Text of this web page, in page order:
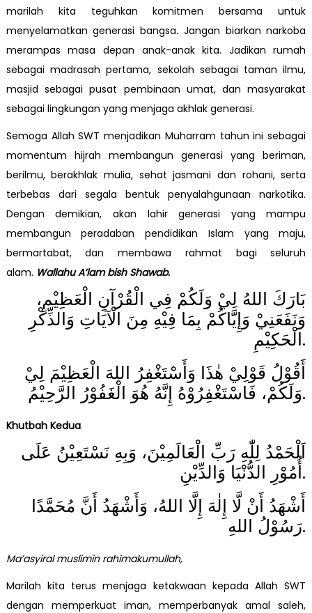
marilah kita teguhkan komitmen bersama untuk
menyelamatkan generasi bangsa. Jangan biarkan narkoba
merampas masa depan anak-anak kita. Jadikan rumah
sebagai madrasah pertama, sekolah sebagai taman ilmu,
masjid sebagai pusat pembinaan umat, dan masyarakat
sebagai lingkungan yang menjaga akhlak generasi.
Semoga Allah SWT menjadikan Muharram tahun ini sebagai
momentum hijrah membangun generasi yang beriman,
berilmu, berakhlak mulia, sehat jasmani dan rohani, serta
terbebas dari segala bentuk penyalahgunaan narkotika.
Dengan demikian, akan lahir generasi yang mampu
membangun peradaban pendidikan Islam yang maju,
bermartabat, dan membawa rahmat bagi seluruh
alam. Wallahu A’lam bish Shawab.
بَارَكَ اللهُ لِيْ وَلَكُمْ فِي الْقُرْآنِ الْعَظِيْمِ،
وَنَفَعَنِيْ وَإِيَّاكُمْ بِمَا فِيْهِ مِنَ الْآيَاتِ وَالذِّكْرِ
الْحَكِيْمِ.
أَقُوْلُ قَوْلِيْ هٰذَا وَأَسْتَغْفِرُ اللهَ الْعَظِيْمَ لِيْ
وَلَكُمْ، فَاسْتَغْفِرُوْهُ إِنَّهُ هُوَ الْغَفُوْرُ الرَّحِيْمُ.
Khutbah Kedua
اَلْحَمْدُ لِلّٰهِ رَبِّ الْعَالَمِيْنَ، وَبِهِ نَسْتَعِيْنُ عَلَى
أُمُوْرِ الدُّنْيَا وَالدِّيْنِ.
أَشْهَدُ أَنْ لَّا إِلٰهَ إِلَّا اللهُ، وَأَشْهَدُ أَنَّ مُحَمَّدًا
رَسُوْلُ اللهِ.
Ma’asyiral muslimin rahimakumullah,
Marilah kita terus menjaga ketakwaan kepada Allah SWT
dengan memperkuat iman, memperbanyak amal saleh,